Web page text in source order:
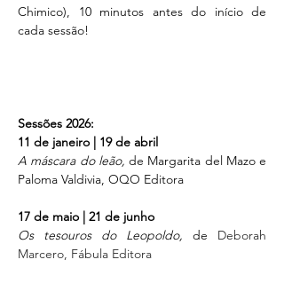
Chimico), 10 minutos antes do início de
cada sessão!
Sessões 2026:
11 de janeiro | 19 de abril
A máscara do leão, de Margarita del Mazo e
Paloma Valdivia, OQO Editora
17 de maio | 21 de junho
Os tesouros do Leopoldo, de Deborah
Marcero, Fábula Editora